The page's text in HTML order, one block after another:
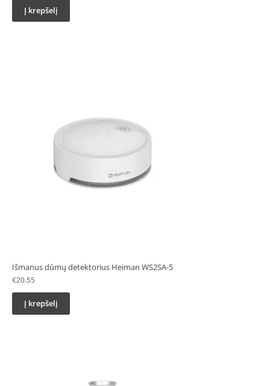
Į krepšelį
Išmanus dūmų detektorius Heiman WS2SA-5
€20.55
Į krepšelį